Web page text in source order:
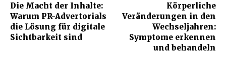
Die Macht der Inhalte:
Warum PR-Advertorials
die Lösung für digitale
Sichtbarkeit sind
Körperliche
Veränderungen in den
Wechseljahren:
Symptome erkennen
und behandeln